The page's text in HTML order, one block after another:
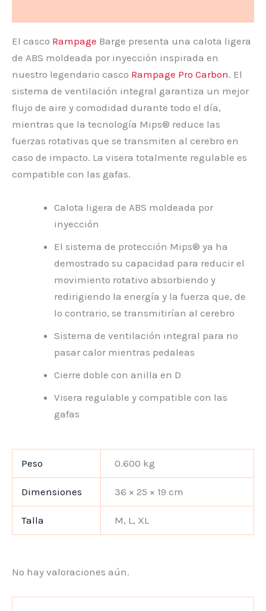
El casco Rampage Barge presenta una calota ligera
de ABS moldeada por inyección inspirada en
nuestro legendario casco Rampage Pro Carbon. El
sistema de ventilación integral garantiza un mejor
flujo de aire y comodidad durante todo el día,
mientras que la tecnología Mips® reduce las
fuerzas rotativas que se transmiten al cerebro en
caso de impacto. La visera totalmente regulable es
compatible con las gafas.
Calota ligera de ABS moldeada por
inyección
El sistema de protección Mips® ya ha
demostrado su capacidad para reducir el
movimiento rotativo absorbiendo y
redirigiendo la energía y la fuerza que, de
lo contrario, se transmitirían al cerebro
Sistema de ventilación integral para no
pasar calor mientras pedaleas
Cierre doble con anilla en D
Visera regulable y compatible con las
gafas
Peso 0.600 kg
Dimensiones 36 × 25 × 19 cm
Talla M, L, XL
No hay valoraciones aún.